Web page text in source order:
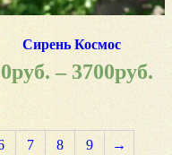
Сирень Космос
руб. – 3700руб.
7 8 9 →